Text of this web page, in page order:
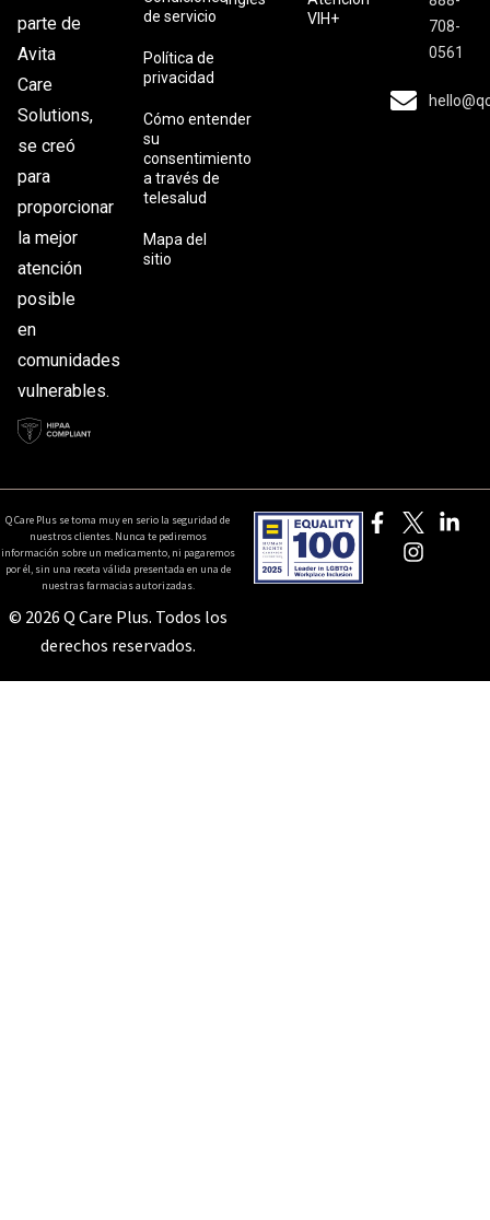
parte de
Avita
Care
Solutions,
se creó
para
proporcionar
la mejor
atención
posible
en
comunidades
vulnerables.
de servicio
Política de
privacidad
Cómo entender
su
consentimiento
a través de
telesalud
Mapa del
sitio
VIH+
708-
0561
Q Care Plus se toma muy en serio la seguridad de
nuestros clientes. Nunca te pediremos
información sobre un medicamento, ni pagaremos
por él, sin una receta válida presentada en una de
nuestras farmacias autorizadas.
© 2026 Q Care Plus. Todos los
derechos reservados.